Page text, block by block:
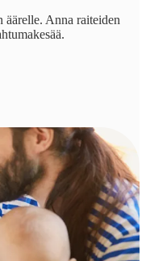
äärelle. Anna raiteiden